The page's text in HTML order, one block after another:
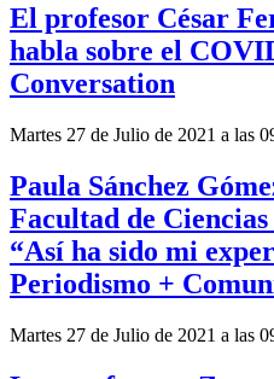
El profesor César
habla sobre el
Conversation
Martes 27 de Julio de 2021 a las
Paula Sánchez
Facultad de
“Así ha sido mi
Periodismo +
Martes 27 de Julio de 2021 a las